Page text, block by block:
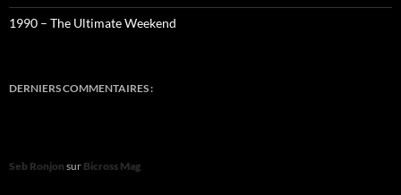
1990 – The Ultimate Weekend
DERNIERS COMMENTAIRES :
Seb Ronjon sur Bicross Mag